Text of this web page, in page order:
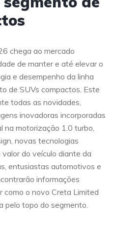
chega ao mercado
de manter e até elevar o
e desempenho da linha
de SUVs compactos. Este
todas as novidades,
inovadoras incorporadas
na motorização 1.0 turbo,
novas tecnologias
do veículo diante da
entusiastas automotivos e
informações
como o novo Creta Limited
pelo topo do segmento.